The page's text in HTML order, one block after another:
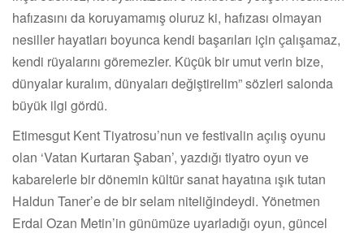
hafızasını da koruyamamış oluruz ki, hafızası olmayan
nesiller hayatları boyunca kendi başarıları için çalışamaz,
kendi rüyalarını göremezler. Küçük bir umut verin bize,
dünyalar kuralım, dünyaları değiştirelim” sözleri salonda
büyük ilgi gördü.
Etimesgut Kent Tiyatrosu’nun ve festivalin açılış oyunu
olan ‘Vatan Kurtaran Şaban’, yazdığı tiyatro oyun ve
kabarelerle bir dönemin kültür sanat hayatına ışık tutan
Haldun Taner’e de bir selam niteliğindeydi. Yönetmen
Erdal Ozan Metin’in günümüze uyarladığı oyun, güncel